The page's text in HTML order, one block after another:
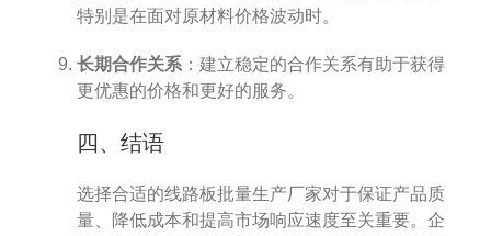
特别是在面对原材料价格波动时。
长期合作关系 ：建立稳定的合作关系有助于获得
更优惠的价格和更好的服务。
四、结语
选择合适的线路板批量生产厂家对于保证产品质
量、降低成本和提高市场响应速度至关重要。企